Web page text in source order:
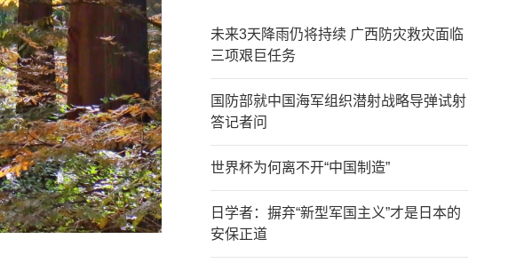
未来3天降雨仍将持续 广西防灾救灾面临
三项艰巨任务
国防部就中国海军组织潜射战略导弹试射
答记者问
世界杯为何离不开“中国制造”
日学者：摒弃“新型军国主义”才是日本的
安保正道